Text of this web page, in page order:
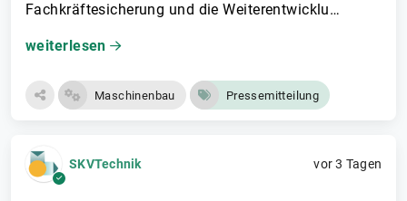
Fachkräftesicherung und die Weiterentwicklu…
weiterlesen
Maschinenbau Pressemitteilung
SKVTechnik vor 3 Tagen